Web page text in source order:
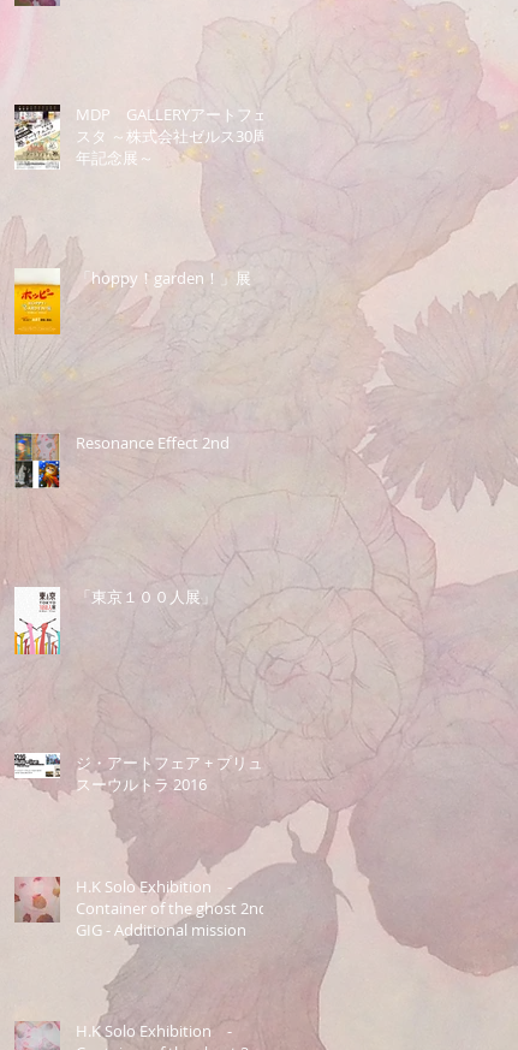
MDP GALLERYアートフェ
スタ ～株式会社ゼルス30周
年記念展～
「hoppy！garden！」展
Resonance Effect 2nd
「東京１００人展」
ジ・アートフェア + プリュ
スーウルトラ 2016
H.K Solo Exhibition -
Container of the ghost 2nd
GIG - Additional mission
H.K Solo Exhibition -